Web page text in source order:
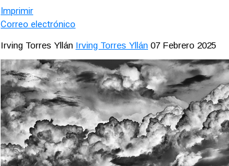
Imprimir
Correo electrónico
Irving Torres Yllán Irving Torres Yllán 07 Febrero 2025